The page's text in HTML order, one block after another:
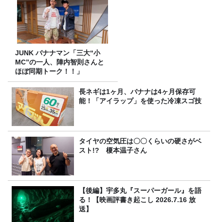
JUNK バナナマン「三大“小
MC”の一人、陣内智則さんと
ほぼ同期トーク！！」
長ネギは1ヶ月、バナナは4ヶ月保存可
能！「アイラップ」を使った冷凍スゴ技
タイヤの空気圧は〇〇くらいの硬さがベ
スト!? 榎本温子さん
【後編】宇多丸『スーパーガール』を語
る！【映画評書き起こし 2026.7.16 放
送】